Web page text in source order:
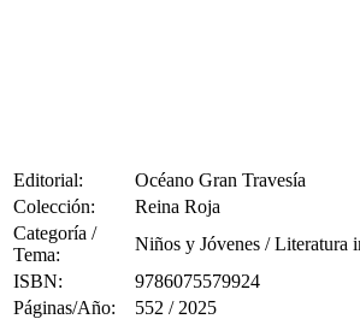
Editorial:
Océano Gran Travesía
Colección:
Reina Roja
Categoría /
Tema:
Niños y Jóvenes / Literatura
ISBN:
9786075579924
Páginas/Año:
552 / 2025